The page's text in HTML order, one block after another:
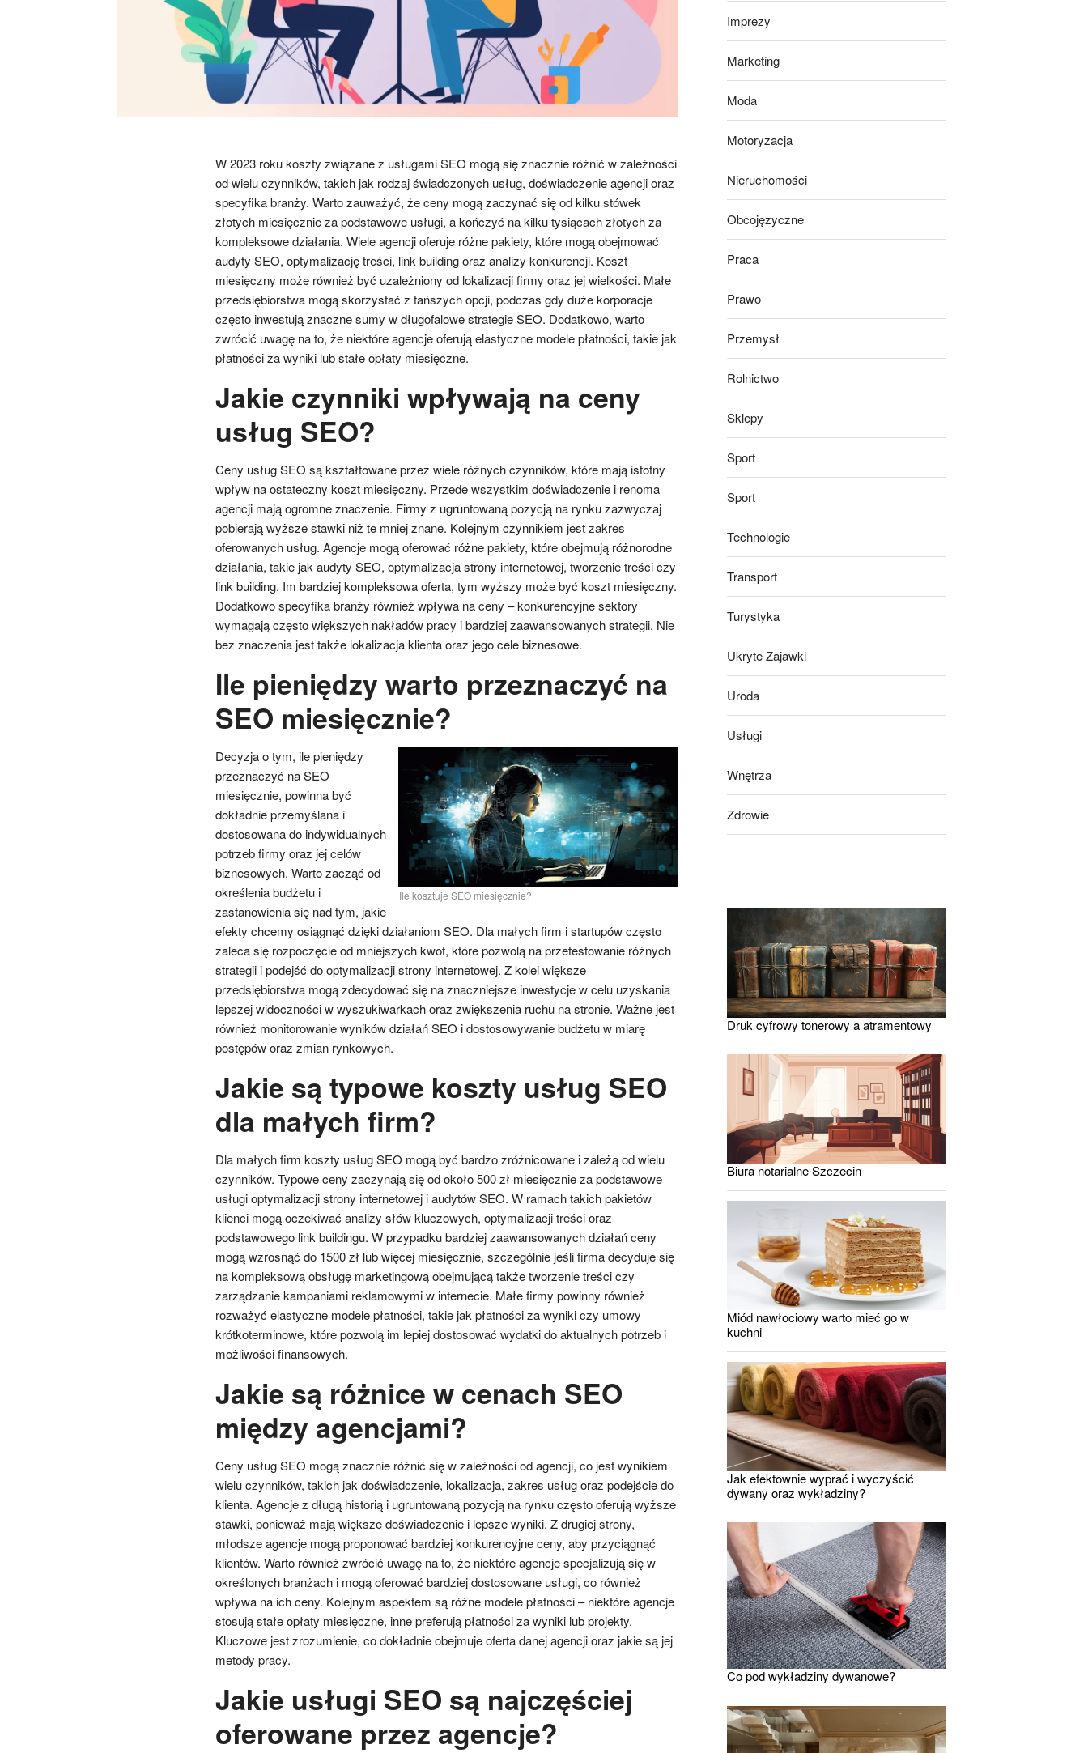
W 2023 roku koszty związane z usługami SEO mogą się znacznie różnić w zależności
od wielu czynników, takich jak rodzaj świadczonych usług, doświadczenie agencji oraz
specyfika branży. Warto zauważyć, że ceny mogą zaczynać się od kilku stówek
złotych miesięcznie za podstawowe usługi, a kończyć na kilku tysiącach złotych za
kompleksowe działania. Wiele agencji oferuje różne pakiety, które mogą obejmować
audyty SEO, optymalizację treści, link building oraz analizy konkurencji. Koszt
miesięczny może również być uzależniony od lokalizacji firmy oraz jej wielkości. Małe
przedsiębiorstwa mogą skorzystać z tańszych opcji, podczas gdy duże korporacje
często inwestują znaczne sumy w długofalowe strategie SEO. Dodatkowo, warto
zwrócić uwagę na to, że niektóre agencje oferują elastyczne modele płatności, takie jak
płatności za wyniki lub stałe opłaty miesięczne.
Jakie czynniki wpływają na ceny
usług SEO?
Ceny usług SEO są kształtowane przez wiele różnych czynników, które mają istotny
wpływ na ostateczny koszt miesięczny. Przede wszystkim doświadczenie i renoma
agencji mają ogromne znaczenie. Firmy z ugruntowaną pozycją na rynku zazwyczaj
pobierają wyższe stawki niż te mniej znane. Kolejnym czynnikiem jest zakres
oferowanych usług. Agencje mogą oferować różne pakiety, które obejmują różnorodne
działania, takie jak audyty SEO, optymalizacja strony internetowej, tworzenie treści czy
link building. Im bardziej kompleksowa oferta, tym wyższy może być koszt miesięczny.
Dodatkowo specyfika branży również wpływa na ceny – konkurencyjne sektory
wymagają często większych nakładów pracy i bardziej zaawansowanych strategii. Nie
bez znaczenia jest także lokalizacja klienta oraz jego cele biznesowe.
Ile pieniędzy warto przeznaczyć na
SEO miesięcznie?
Ile kosztuje SEO miesięcznie?
Decyzja o tym, ile pieniędzy
przeznaczyć na SEO
miesięcznie, powinna być
dokładnie przemyślana i
dostosowana do indywidualnych
potrzeb firmy oraz jej celów
biznesowych. Warto zacząć od
określenia budżetu i
zastanowienia się nad tym, jakie
efekty chcemy osiągnąć dzięki działaniom SEO. Dla małych firm i startupów często
zaleca się rozpoczęcie od mniejszych kwot, które pozwolą na przetestowanie różnych
strategii i podejść do optymalizacji strony internetowej. Z kolei większe
przedsiębiorstwa mogą zdecydować się na znaczniejsze inwestycje w celu uzyskania
lepszej widoczności w wyszukiwarkach oraz zwiększenia ruchu na stronie. Ważne jest
również monitorowanie wyników działań SEO i dostosowywanie budżetu w miarę
postępów oraz zmian rynkowych.
Jakie są typowe koszty usług SEO
dla małych firm?
Dla małych firm koszty usług SEO mogą być bardzo zróżnicowane i zależą od wielu
czynników. Typowe ceny zaczynają się od około 500 zł miesięcznie za podstawowe
usługi optymalizacji strony internetowej i audytów SEO. W ramach takich pakietów
klienci mogą oczekiwać analizy słów kluczowych, optymalizacji treści oraz
podstawowego link buildingu. W przypadku bardziej zaawansowanych działań ceny
mogą wzrosnąć do 1500 zł lub więcej miesięcznie, szczególnie jeśli firma decyduje się
na kompleksową obsługę marketingową obejmującą także tworzenie treści czy
zarządzanie kampaniami reklamowymi w internecie. Małe firmy powinny również
rozważyć elastyczne modele płatności, takie jak płatności za wyniki czy umowy
krótkoterminowe, które pozwolą im lepiej dostosować wydatki do aktualnych potrzeb i
możliwości finansowych.
Jakie są różnice w cenach SEO
między agencjami?
Ceny usług SEO mogą znacznie różnić się w zależności od agencji, co jest wynikiem
wielu czynników, takich jak doświadczenie, lokalizacja, zakres usług oraz podejście do
klienta. Agencje z długą historią i ugruntowaną pozycją na rynku często oferują wyższe
stawki, ponieważ mają większe doświadczenie i lepsze wyniki. Z drugiej strony,
młodsze agencje mogą proponować bardziej konkurencyjne ceny, aby przyciągnąć
klientów. Warto również zwrócić uwagę na to, że niektóre agencje specjalizują się w
określonych branżach i mogą oferować bardziej dostosowane usługi, co również
wpływa na ich ceny. Kolejnym aspektem są różne modele płatności – niektóre agencje
stosują stałe opłaty miesięczne, inne preferują płatności za wyniki lub projekty.
Kluczowe jest zrozumienie, co dokładnie obejmuje oferta danej agencji oraz jakie są jej
metody pracy.
Jakie usługi SEO są najczęściej
oferowane przez agencje?
Imprezy
Marketing
Moda
Motoryzacja
Nieruchomości
Obcojęzyczne
Praca
Prawo
Przemysł
Rolnictwo
Sklepy
Sport
Sport
Technologie
Transport
Turystyka
Ukryte Zajawki
Uroda
Usługi
Wnętrza
Zdrowie
Druk cyfrowy tonerowy a atramentowy
Biura notarialne Szczecin
Miód nawłociowy warto mieć go w
kuchni
Jak efektownie wyprać i wyczyścić
dywany oraz wykładziny?
Co pod wykładziny dywanowe?